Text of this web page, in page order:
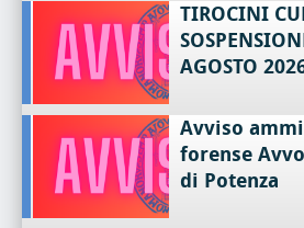
TIROCINI
AGOSTO
Avviso
forense
di Potenza